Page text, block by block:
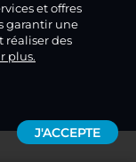
et offres
garantir une
des
plus.
J'ACCEPTE